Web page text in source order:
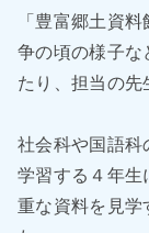
「豊富郷土資
争の頃の様子な
たり、担当の先
社会科や国語科
学習する４年生
重な資料を見学